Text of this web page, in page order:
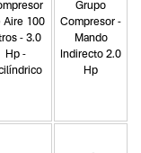
Aire 100
- 3.0
Hp -
Grupo
Compresor -
Mando
Indirecto 2.0
Hp